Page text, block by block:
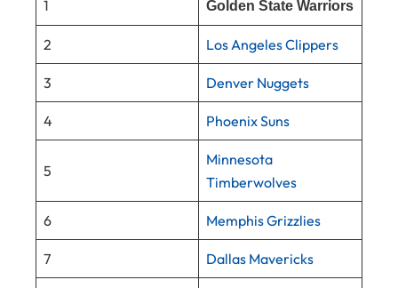
1 Golden State Warriors
2 Los Angeles Clippers
3 Denver Nuggets
4 Phoenix Suns
5
Minnesota
Timberwolves
6 Memphis Grizzlies
7 Dallas Mavericks